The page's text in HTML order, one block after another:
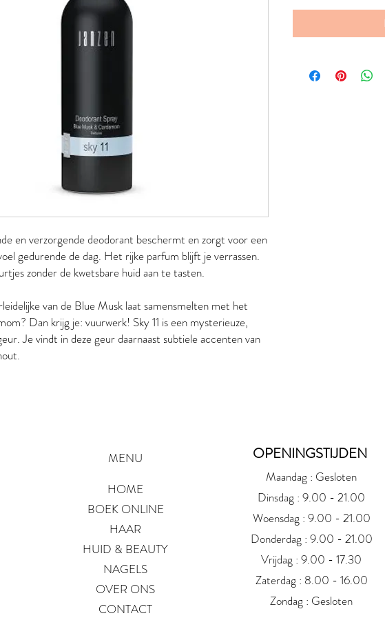
en verzorgende deodorant beschermt en zorgt voor een
gedurende de dag. Het rijke parfum blijft je verrassen.
zonder de kwetsbare huid aan te tasten.
van de Blue Musk laat samensmelten met het
Dan krijg je: vuurwerk! Sky 11 is een mysterieuze,
Je vindt in deze geur daarnaast subtiele accenten van
HOME
BOEK ONLINE
HAAR
HUID & BEAUTY
NAGELS
OVER ONS
CONTACT
OPENINGSTIJDEN
Maandag : Gesloten
Dinsdag : 9.00 - 21.00
Woensdag : 9.00 - 21.00
Donderdag : 9.00 - 21.00
Vrijdag : 9.00 - 17.30
Zaterdag : 8.00 - 16.00
Zondag : Gesloten
MENU